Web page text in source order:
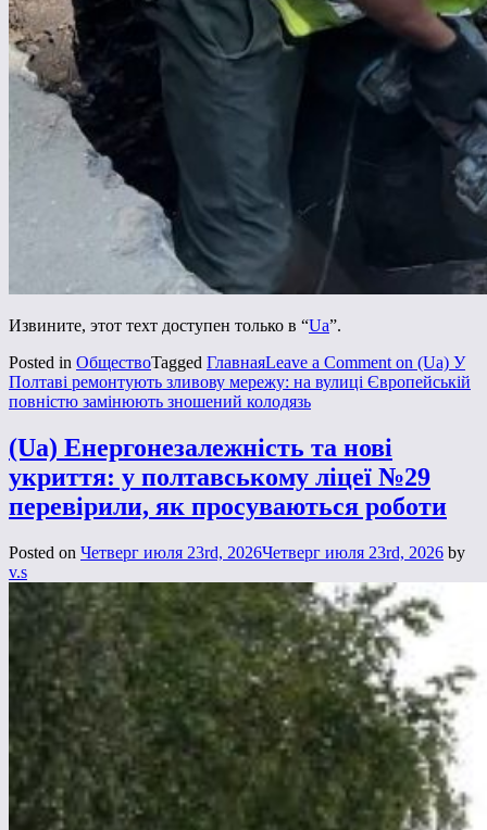
Извините, этот техт доступен только в “Ua”.
Posted in ОбществоTagged ГлавнаяLeave a Comment on (Ua) У
Полтаві ремонтують зливову мережу: на вулиці Європейській
повністю замінюють зношений колодязь
(Ua) Енергонезалежність та нові
укриття: у полтавському ліцеї №29
перевірили, як просуваються роботи
Posted on Четверг июля 23rd, 2026Четверг июля 23rd, 2026 by
v.s